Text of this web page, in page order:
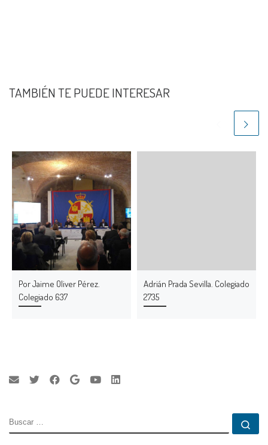
TAMBIÉN TE PUEDE INTERESAR
Por Jaime Oliver Pérez.
Colegiado 637
Adrián Prada Sevilla. Colegiado
2735
BUSCAR